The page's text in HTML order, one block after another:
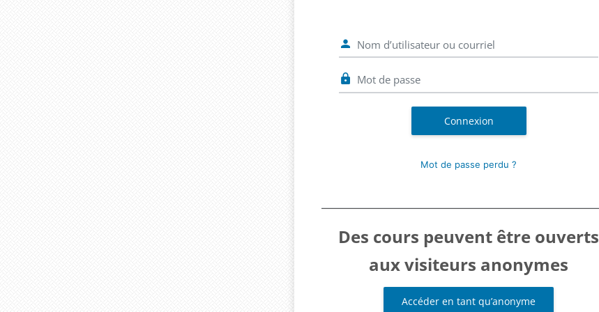
Connexion
Mot de passe perdu ?
Des cours peuvent être ouverts
aux visiteurs anonymes
Accéder en tant qu’anonyme